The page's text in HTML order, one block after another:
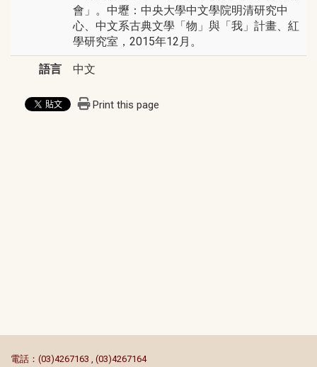
會」。中壢：中央大學中文學院明清研究中
心、中文系古典文學「物」與「我」計畫、紅
學研究室，2015年12月。
語言 中文
Print this page
電話：(03)4267163 , (03)4267164